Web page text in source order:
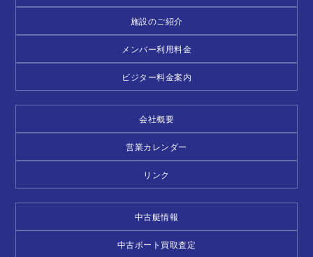
施設のご紹介
メンバー利用料金
ビジター料金案内
会社概要
営業カレンダー
リンク
中古艇情報
中古ボート買取査定